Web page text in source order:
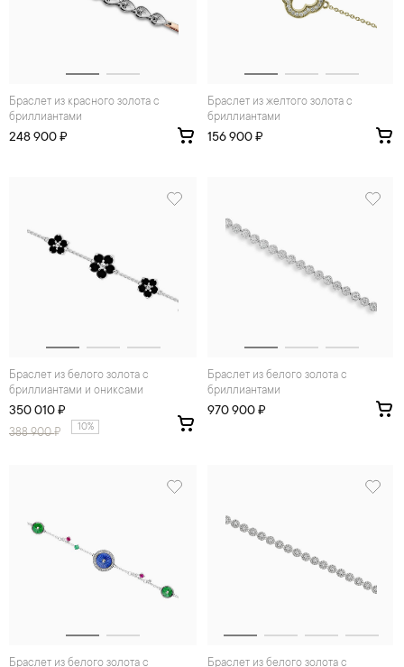
Браслет из красного золота с
бриллиантами
248 900 ₽
Браслет из желтого золота с
бриллиантами
156 900 ₽
Браслет из белого золота с
бриллиантами и ониксами
350 010 ₽
388 900₽ 10%
Браслет из белого золота с
бриллиантами
970 900 ₽
Браслет из белого золота с
Браслет из белого золота с